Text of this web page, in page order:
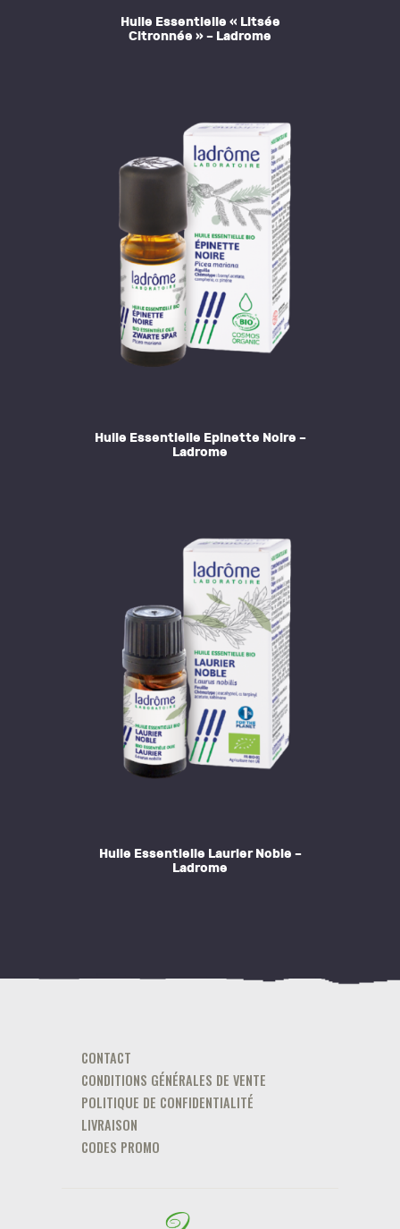
Huile Essentielle « Litsée
Citronnée » – Ladrome
Huile Essentielle Epinette Noire –
Ladrome
Huile Essentielle Laurier Noble –
Ladrome
CONTACT
CONDITIONS GÉNÉRALES DE VENTE
POLITIQUE DE CONFIDENTIALITÉ
LIVRAISON
CODES PROMO